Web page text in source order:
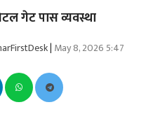
गेट पास व्यवस्था
| May 8, 2026 5:47